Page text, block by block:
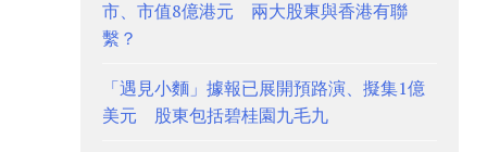
市、市值8億港元 兩大股東與香港有聯
繫？
「遇見小麵」據報已展開預路演、擬集1億
美元 股東包括碧桂園九毛九